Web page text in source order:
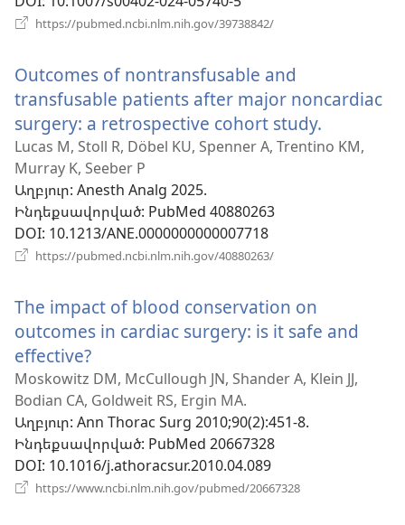
https://pubmed.ncbi.nlm.nih.gov/39738842/
պատուհան)
Outcomes of nontransfusable and
transfusable patients after major noncardiac
surgery: a retrospective cohort study.
է
Lucas M, Stoll R, Döbel KU, Spenner A, Trentino KM,
Murray K, Seeber P
Աղբյուր‎: Anesth Analg 2025.
Ինդեքսավորված‎: PubMed 40880263
DOI‎: 10.1213/ANE.0000000000007718
https://pubmed.ncbi.nlm.nih.gov/40880263/
պատուհան)
The impact of blood conservation on
outcomes in cardiac surgery: is it safe and
effective?
է
նոր
պատուհան)
Moskowitz DM, McCullough JN, Shander A, Klein JJ,
Bodian CA, Goldweit RS, Ergin MA.
Աղբյուր‎: Ann Thorac Surg 2010;90(2):451-8.
Ինդեքսավորված‎: PubMed 20667328
DOI‎: 10.1016/j.athoracsur.2010.04.089
https://www.ncbi.nlm.nih.gov/pubmed/20667328